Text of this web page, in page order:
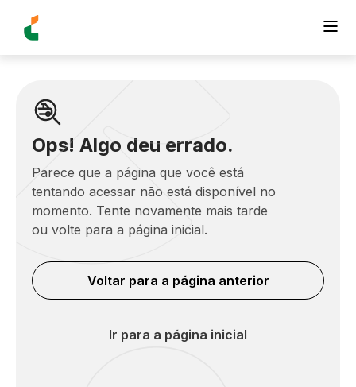
Ops! Algo deu errado.
Parece que a página que você está
tentando acessar não está disponível no
momento. Tente novamente mais tarde
ou volte para a página inicial.
Voltar para a página anterior
Ir para a página inicial